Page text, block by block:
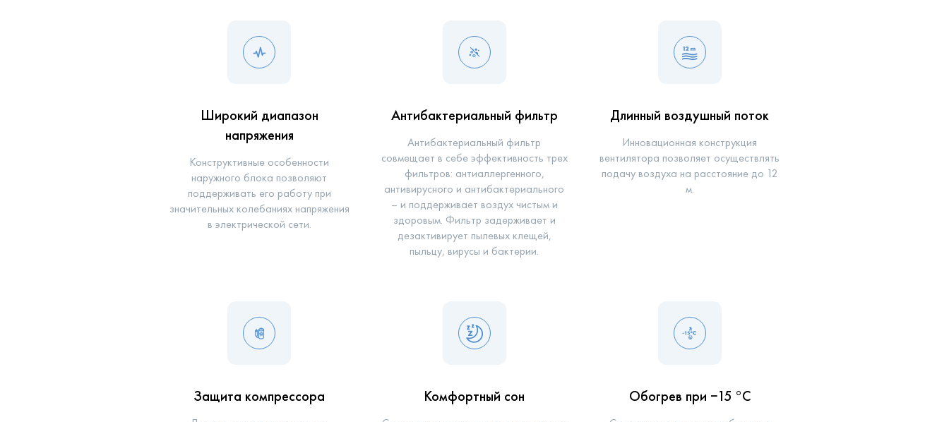
Широкий диапазон
напряжения
Конструктивные особенности
наружного блока позволяют
поддерживать его работу при
значительных колебаниях напряжения
в электрической сети.
Антибактериальный фильтр
Антибактериальный фильтр
совмещает в себе эффективность трех
фильтров: антиаллергенного,
антивирусного и антибактериального
– и поддерживает воздух чистым и
здоровым. Фильтр задерживает и
дезактивирует пылевых клещей,
пыльцу, вирусы и бактерии.
Длинный воздушный поток
Инновационная конструкция
вентилятора позволяет осуществлять
подачу воздуха на расстояние до 12
м.
Защита компрессора Комфортный сон Обогрев при −15 °С